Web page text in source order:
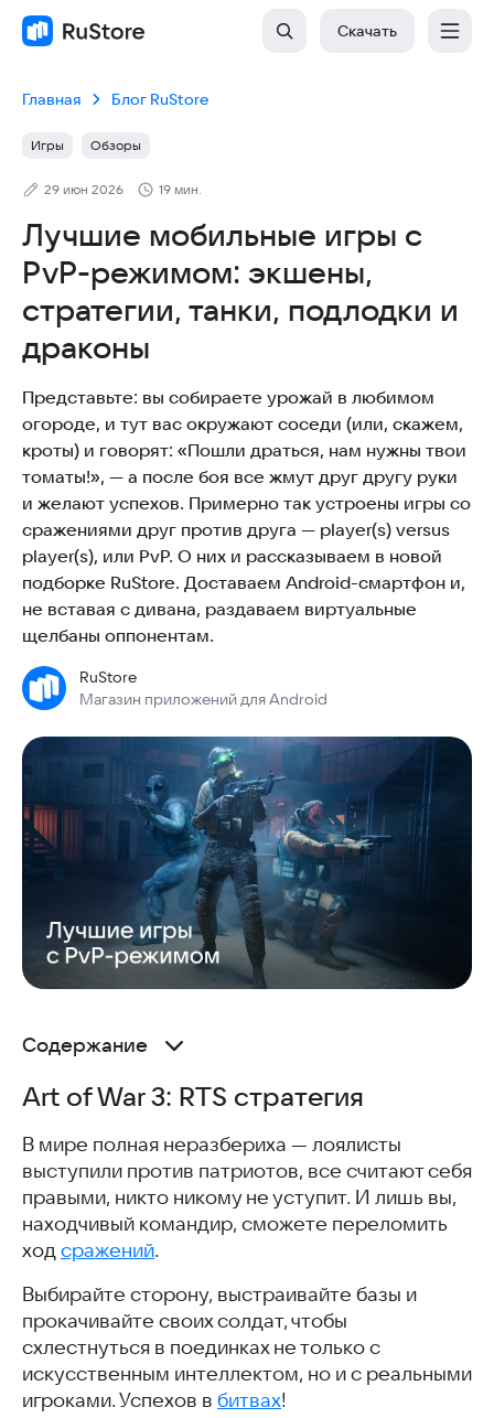
Скачать
Главная Блог RuStore
Игры Обзоры
29 июн 2026 19 мин.
Лучшие мобильные игры с
PvP-режимом: экшены,
стратегии, танки, подлодки и
драконы
Представьте: вы собираете урожай в любимом
огороде, и тут вас окружают соседи (или, скажем,
кроты) и говорят: «Пошли драться, нам нужны твои
томаты!», — а после боя все жмут друг другу руки
и желают успехов. Примерно так устроены игры со
сражениями друг против друга — player(s) versus
player(s), или PvP. О них и рассказываем в новой
подборке RuStore. Доставаем Android-смартфон и,
не вставая с дивана, раздаваем виртуальные
щелбаны оппонентам.
RuStore
Магазин приложений для Android
Содержание
Brutal Age: Horde Invasion
War After: PvP Shooter
BattleMass: онлайн MMORPG
FPS Online Strike - Multiplayer PVP Shooter
Слово пацана: Битва за район
March of Nations
Tank Force
God of Night
Tanks Charge: Онлайн PvP Арена
Art of War 3: RTS стратегия
В мире полная неразбериха — лоялисты
выступили против патриотов, все считают себя
правыми, никто никому не уступит. И лишь вы,
находчивый командир, сможете переломить
ход сражений.
Выбирайте сторону, выстраивайте базы и
прокачивайте своих солдат, чтобы
схлестнуться в поединках не только с
искусственным интеллектом, но и с реальными
игроками. Успехов в битвах!